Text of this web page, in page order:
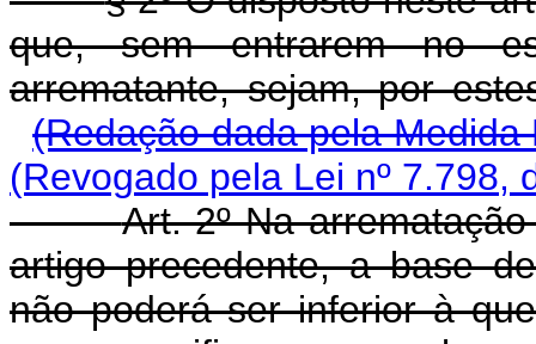
que, sem entrarem no
arrematante, sejam, por
(Redação dada pela
(Revogado pela Lei nº 7.798,
Art. 2º Na
artigo precedente, a base
não poderá ser inferior à